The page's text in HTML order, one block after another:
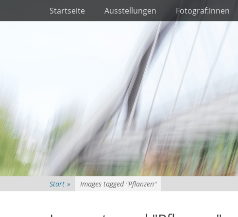
Zum
Inhalt
Primäres Menü
Startseite Ausstellungen Fotograf:innen
Start » Images tagged "Pflanzen"